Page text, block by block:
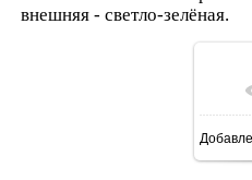
внешняя - светло-зелёная.